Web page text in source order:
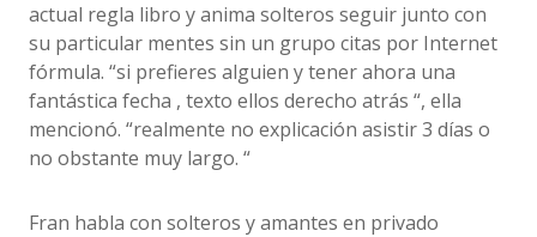
actual regla libro y anima solteros seguir junto con
su particular mentes sin un grupo citas por Internet
fórmula. “si prefieres alguien y tener ahora una
fantástica fecha , texto ellos derecho atrás “, ella
mencionó. “realmente no explicación asistir 3 días o
no obstante muy largo. “
Fran habla con solteros y amantes en privado